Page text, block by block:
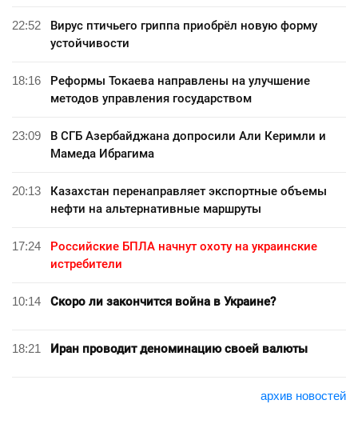
22:52
Вирус птичьего гриппа приобрёл новую форму
устойчивости
18:16
Реформы Токаева направлены на улучшение
методов управления государством
23:09
В СГБ Азербайджана допросили Али Керимли и
Мамеда Ибрагима
20:13
Казахстан перенаправляет экспортные объемы
нефти на альтернативные маршруты
17:24
Российские БПЛА начнут охоту на украинские
истребители
10:14 Скоро ли закончится война в Украине?
18:21 Иран проводит деноминацию своей валюты
архив новостей